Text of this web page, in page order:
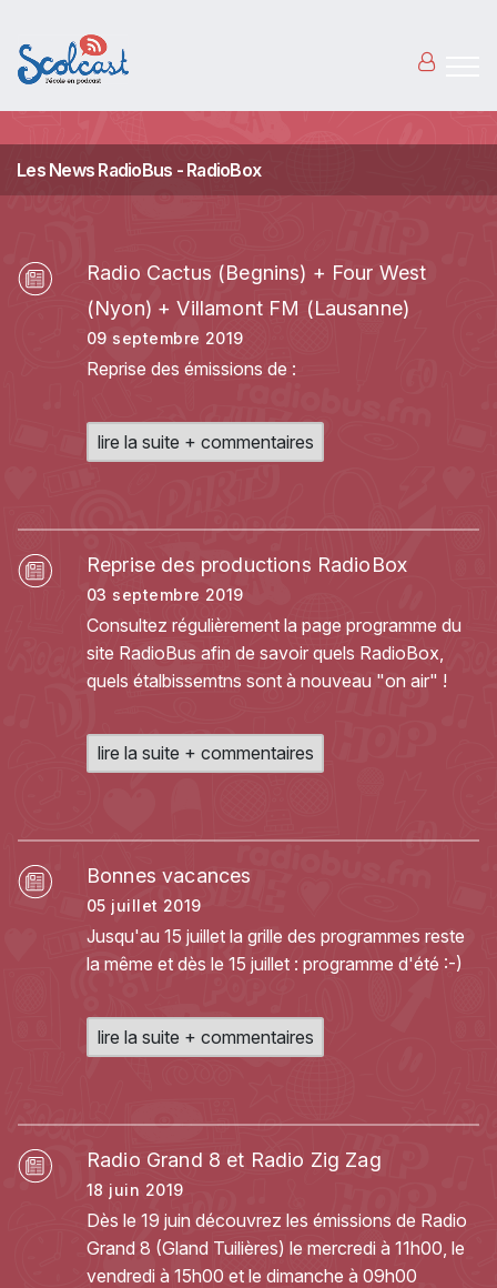
Les News RadioBus - RadioBox
Radio Cactus (Begnins) + Four West
(Nyon) + Villamont FM (Lausanne)
09 septembre 2019
Reprise des émissions de :
lire la suite + commentaires
Reprise des productions RadioBox
03 septembre 2019
Consultez régulièrement la page programme du
site RadioBus afin de savoir quels RadioBox,
quels étalbissemtns sont à nouveau "on air" !
lire la suite + commentaires
Bonnes vacances
05 juillet 2019
Jusqu'au 15 juillet la grille des programmes reste
la même et dès le 15 juillet : programme d'été :-)
lire la suite + commentaires
Radio Grand 8 et Radio Zig Zag
18 juin 2019
Dès le 19 juin découvrez les émissions de Radio
Grand 8 (Gland Tuilières) le mercredi à 11h00, le
vendredi à 15h00 et le dimanche à 09h00